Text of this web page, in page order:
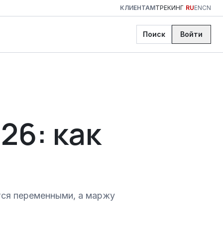
КЛИЕНТАМТРЕКИНГ RUENCN
Поиск Войти
как
переменными, а маржу